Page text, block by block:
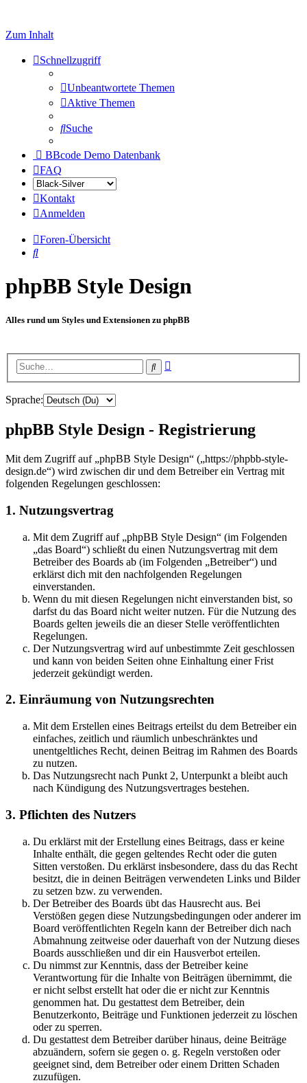
Zum Inhalt
Schnellzugriff
Unbeantwortete Themen
Aktive Themen
Suche
BBcode Demo Datenbank
FAQ
Kontakt
Anmelden
Foren-Übersicht
Suche
phpBB Style Design
Alles rund um Styles und Extensionen zu phpBB
Suche
Sprache:
phpBB Style Design - Registrierung
Mit dem Zugriff auf „phpBB Style Design“ („https://phpbb-style-
design.de“) wird zwischen dir und dem Betreiber ein Vertrag mit
folgenden Regelungen geschlossen:
1. Nutzungsvertrag
Mit dem Zugriff auf „phpBB Style Design“ (im Folgenden
„das Board“) schließt du einen Nutzungsvertrag mit dem
Betreiber des Boards ab (im Folgenden „Betreiber“) und
erklärst dich mit den nachfolgenden Regelungen
einverstanden.
Wenn du mit diesen Regelungen nicht einverstanden bist, so
darfst du das Board nicht weiter nutzen. Für die Nutzung des
Boards gelten jeweils die an dieser Stelle veröffentlichten
Regelungen.
Der Nutzungsvertrag wird auf unbestimmte Zeit geschlossen
und kann von beiden Seiten ohne Einhaltung einer Frist
jederzeit gekündigt werden.
2. Einräumung von Nutzungsrechten
Mit dem Erstellen eines Beitrags erteilst du dem Betreiber ein
einfaches, zeitlich und räumlich unbeschränktes und
unentgeltliches Recht, deinen Beitrag im Rahmen des Boards
zu nutzen.
Das Nutzungsrecht nach Punkt 2, Unterpunkt a bleibt auch
nach Kündigung des Nutzungsvertrages bestehen.
3. Pflichten des Nutzers
Du erklärst mit der Erstellung eines Beitrags, dass er keine
Inhalte enthält, die gegen geltendes Recht oder die guten
Sitten verstoßen. Du erklärst insbesondere, dass du das Recht
besitzt, die in deinen Beiträgen verwendeten Links und Bilder
zu setzen bzw. zu verwenden.
Der Betreiber des Boards übt das Hausrecht aus. Bei
Verstößen gegen diese Nutzungsbedingungen oder anderer im
Board veröffentlichten Regeln kann der Betreiber dich nach
Abmahnung zeitweise oder dauerhaft von der Nutzung dieses
Boards ausschließen und dir ein Hausverbot erteilen.
Du nimmst zur Kenntnis, dass der Betreiber keine
Verantwortung für die Inhalte von Beiträgen übernimmt, die
er nicht selbst erstellt hat oder die er nicht zur Kenntnis
genommen hat. Du gestattest dem Betreiber, dein
Benutzerkonto, Beiträge und Funktionen jederzeit zu löschen
oder zu sperren.
Du gestattest dem Betreiber darüber hinaus, deine Beiträge
abzuändern, sofern sie gegen o. g. Regeln verstoßen oder
geeignet sind, dem Betreiber oder einem Dritten Schaden
zuzufügen.